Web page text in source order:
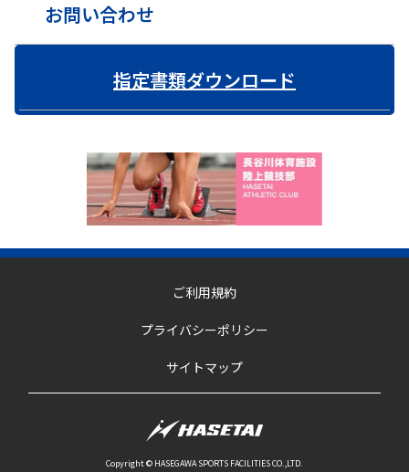
お問い合わせ
指定書類ダウンロード
ご利用規約
プライバシーポリシー
サイトマップ
Copyright © HASEGAWA SPORTS FACILITIES CO.,LTD.